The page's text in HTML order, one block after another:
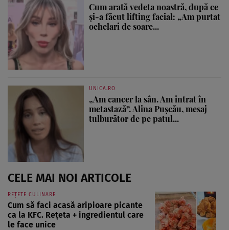
Cum arată vedeta noastră, după ce
și-a făcut lifting facial: „Am purtat
ochelari de soare...
UNICA.RO
„Am cancer la sân. Am intrat în
metastază”. Alina Pușcău, mesaj
tulburător de pe patul...
CELE MAI NOI ARTICOLE
REȚETE CULINARE
Cum să faci acasă aripioare picante
ca la KFC. Rețeta + ingredientul care
le face unice